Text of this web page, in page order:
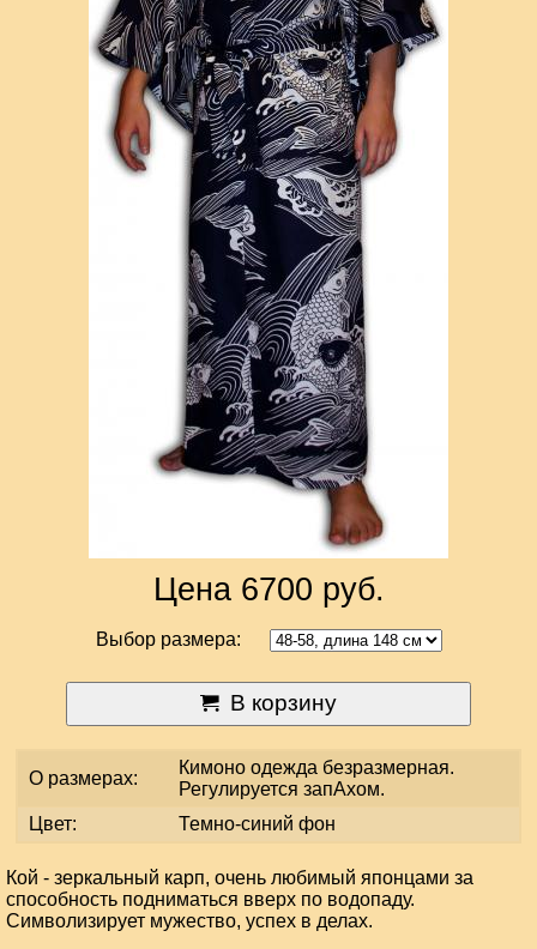
Цена 6700 руб.
Выбор размера:
В корзину
О размерах:
Кимоно одежда безразмерная.
Регулируется запАхом.
Цвет:
Темно-синий фон
Кой - зеркальный карп, очень любимый японцами за
способность подниматься вверх по водопаду.
Символизирует мужество, успех в делах.